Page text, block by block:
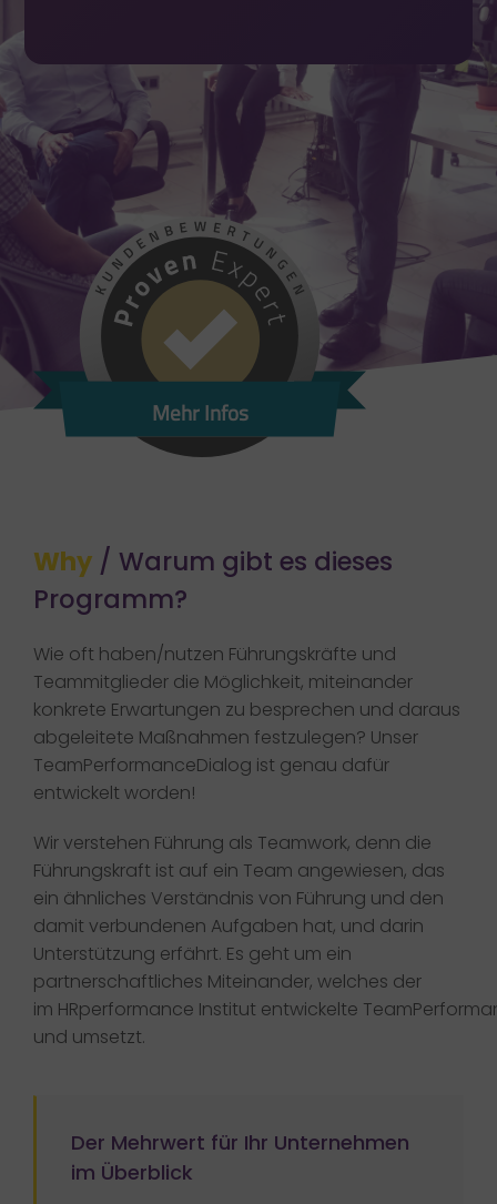
Mehr Infos
Why/ Warum gibt es dieses
Programm?
Wie oft haben/nutzen Führungskräfte und
Teammitglieder die Möglichkeit, miteinander
konkrete Erwartungen zu besprechen und daraus
abgeleitete Maßnahmen festzulegen? Unser
TeamPerformanceDialog ist genau dafür
entwickelt worden!​
Wir verstehen Führung als Teamwork, denn die
Führungskraft ist auf ein Team angewiesen, das
ein ähnliches Verständnis von Führung und den
damit verbundenen Aufgaben hat, und darin
Unterstützung erfährt. Es geht um ein
partnerschaftliches Miteinander, welches der
im HRperformance Institut entwickelte
und umsetzt.​
Der Mehrwert für Ihr Unternehmen
im Überblick​